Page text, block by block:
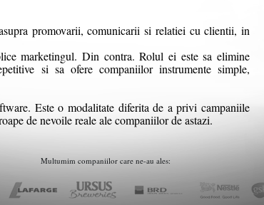
promovarii, comunicarii si relatiei cu clientii, in
marketingul. Din contra. Rolul ei este sa elimine
si sa ofere companiilor instrumente simple,
Este o modalitate diferita de a privi campaniile
de nevoile reale ale companiilor de astazi.
Multumim companiilor care ne-au ales: